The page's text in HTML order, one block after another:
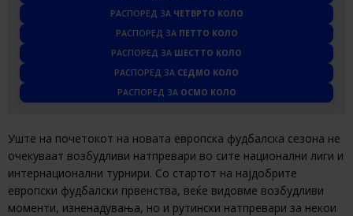
РАСПОРЕД ЗА ЧЕТВРТО КОЛО
РАСПОРЕД ЗА ПЕТТО КОЛО
РАСПОРЕД ЗА ШЕСТТО КОЛО
РАСПОРЕД ЗА СЕДМО КОЛО
РАСПОРЕД ЗА ОСМО КОЛО
Уште на почетокот на новата европска фудбалска сезона нe
очекуваат возбудливи натпревари во сите национални лиги и
интернационални турнири. Со стартот на најдобрите
европски фудбалски првенства, веќе видовме возбудливи
моменти, изненадувања, но и рутински натпревари за некои